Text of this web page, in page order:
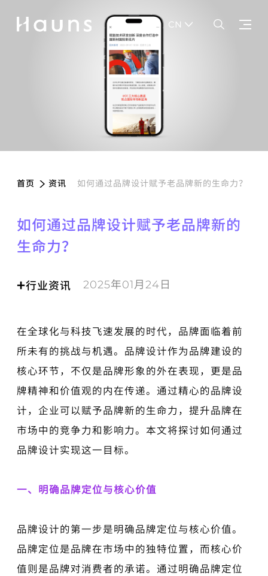
CN
首页 资讯 如何通过品牌设计赋予老品牌新的生命力？
如何通过品牌设计赋予老品牌新的
生命力？
+行业资讯 2025年01月24日
在全球化与科技飞速发展的时代，品牌面临着前
所未有的挑战与机遇。品牌设计作为品牌建设的
核心环节，不仅是品牌形象的外在表现，更是品
牌精神和价值观的内在传递。通过精心的品牌设
计，企业可以赋予品牌新的生命力，提升品牌在
市场中的竞争力和影响力。本文将探讨如何通过
品牌设计实现这一目标。
一、明确品牌定位与核心价值
品牌设计的第一步是明确品牌定位与核心价值。
品牌定位是品牌在市场中的独特位置，而核心价
值则是品牌对消费者的承诺。通过明确品牌定位